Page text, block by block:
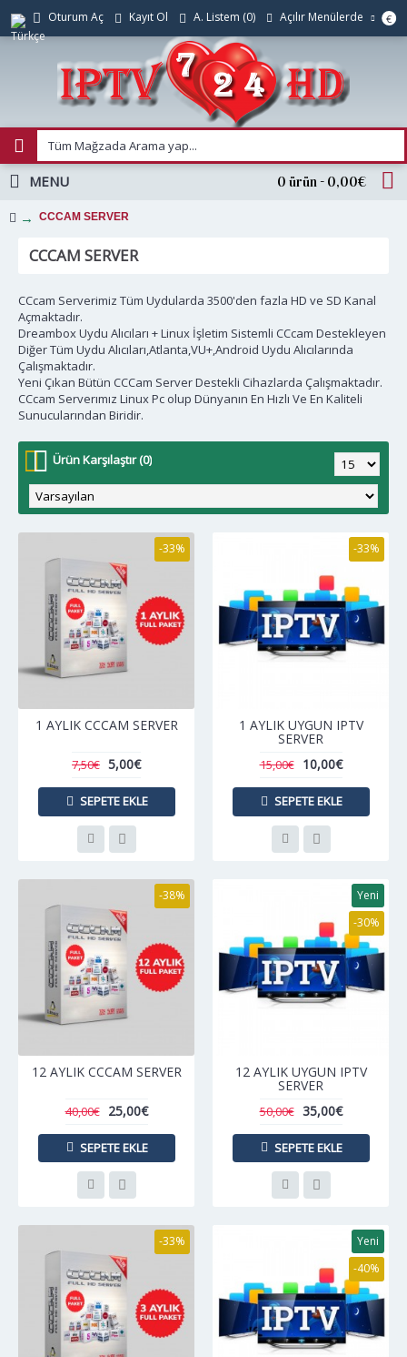
€
Oturum Aç Kayıt Ol A. Listem (0) Açılır Menülerde
0 ürün - 0,00€
MENU
CCCAM SERVER
CCCAM SERVER
CCcam Serverimiz Tüm Uydularda 3500'den fazla HD ve SD Kanal
Açmaktadır.
Dreambox Uydu Alıcıları + Linux İşletim Sistemli CCcam Destekleyen
Diğer Tüm Uydu Alıcıları,Atlanta,VU+,Android Uydu Alıcılarında
Çalışmaktadır.
Yeni Çıkan Bütün CCCam Server Destekli Cihazlarda Çalışmaktadır.
CCcam Serverımız Linux Pc olup Dünyanın En Hızlı Ve En Kaliteli
Sunucularından Biridir.
Ürün Karşılaştır (0)
-33%
1 AYLIK CCCAM SERVER
7,50€ 5,00€
SEPETE EKLE
-33%
1 AYLIK UYGUN IPTV
SERVER
15,00€ 10,00€
SEPETE EKLE
-38%
12 AYLIK CCCAM SERVER
40,00€ 25,00€
SEPETE EKLE
Yeni
-30%
12 AYLIK UYGUN IPTV
SERVER
50,00€ 35,00€
SEPETE EKLE
-33%
Yeni
-40%